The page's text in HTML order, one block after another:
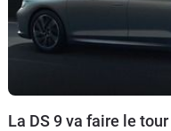
La DS 9 va faire le